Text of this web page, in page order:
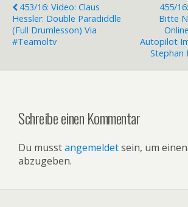
453/16: Video: Claus
Hessler: Double Paradiddle
(full Drumlesson) Via
#teamoltv
455/
Bitte
Autopilot
Schreibe einen Kommentar
Du musstangemeldetsein, um
abzugeben.